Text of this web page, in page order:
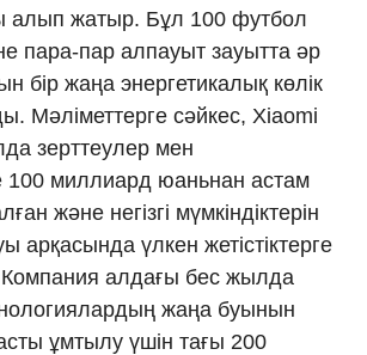
алып жатыр. Бұл 100 футбол
пара-пар алпауыт зауытта әр
бір жаңа энергетикалық көлік
Мәліметтерге сәйкес, Xiaomi
зерттеулер мен
100 миллиард юаньнан астам
және негізгі мүмкіндіктерін
арқасында үлкен жетістіктерге
Компания алдағы бес жылда
жаңа буынын
ұмтылу үшін тағы 200